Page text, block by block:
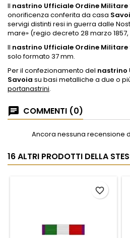
Il nastrino Ufficiale Ordine Militare
onorificenza conferita da casa
servigi distinti resi in guerra dalle
mare» (regio decreto 28 marzo 1857,
Il nastrino Ufficiale Ordine Militare
solo formato 37 mm.
Per il confezionamento del nastrino
Savoia su basi metalliche a due o
portanastrini.
COMMENTI (0)
Ancora nessuna recensione
16 ALTRI PRODOTTI DELLA
favorite_border